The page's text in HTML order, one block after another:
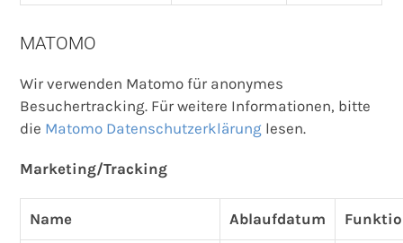
MATOMO
Wir verwenden Matomo für anonymes
Besuchertracking. Für weitere Informationen, bitte
die Matomo Datenschutzerklärung lesen.
Marketing/Tracking
Name Ablaufdatum